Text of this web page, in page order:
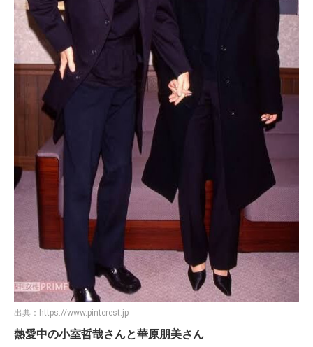
出典： https://www.pinterest.jp
熱愛中の小室哲哉さんと華原朋美さん